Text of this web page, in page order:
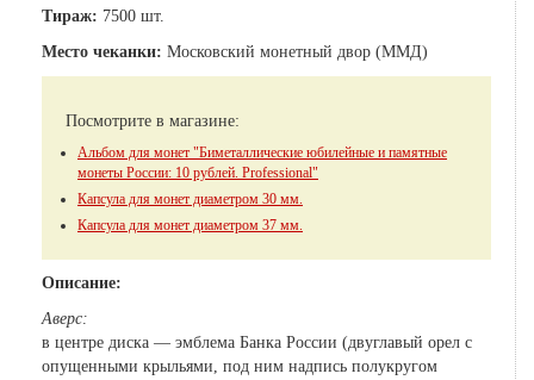
Тираж: 7500 шт.
Место чеканки: Московский монетный двор (ММД)
Посмотрите в магазине:
Альбом для монет "Биметаллические юбилейные и памятные
монеты России: 10 рублей. Professional"
Капсула для монет диаметром 30 мм.
Капсула для монет диаметром 37 мм.
Описание:
Аверс:
в центре диска — эмблема Банка России (двуглавый орел с
опущенными крыльями, под ним надпись полукругом